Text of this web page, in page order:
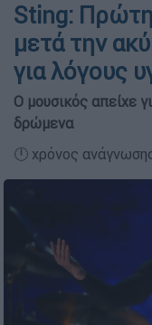
Sting:
μετά την
για λόγους
Ο μουσικός απείχε
δρώμενα
🕛 χρόνος